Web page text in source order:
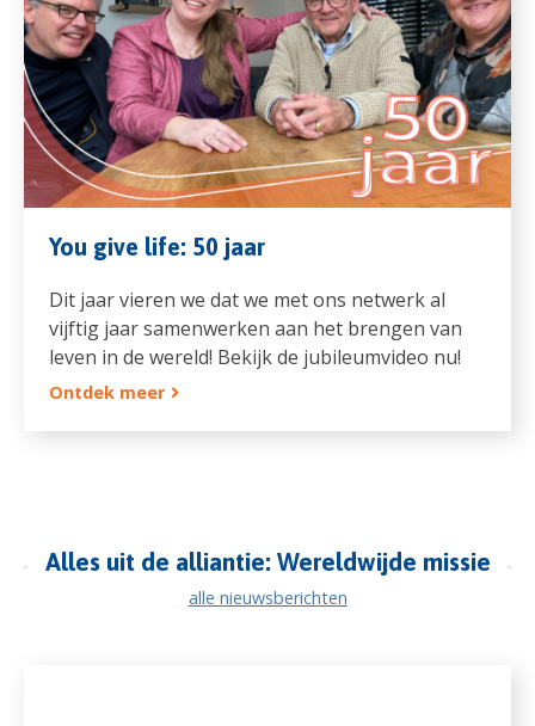
You give life: 50 jaar
Dit jaar vieren we dat we met ons netwerk al
vijftig jaar samenwerken aan het brengen van
leven in de wereld! Bekijk de jubileumvideo nu!
Ontdek meer
Alles uit de alliantie: Wereldwijde missie
alle nieuwsberichten